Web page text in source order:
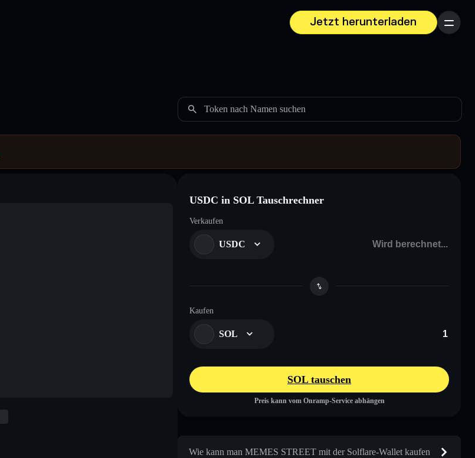
Jetzt herunterladen
Menü
Token nach Namen suchen
USDC in SOL Tauschrechner
Verkaufen
USDC
Kaufen
SOL
SOL tauschen
Preis kann vom Onramp-Service abhängen
Wie kann man MEMES STREET mit der Solflare-Wallet kaufen